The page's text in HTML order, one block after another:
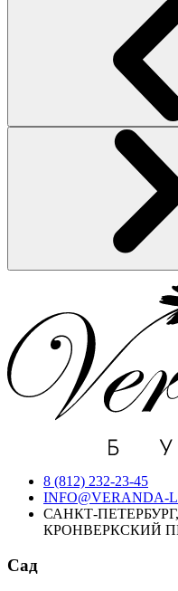
8 (812) 232-23-45
INFO@VERANDA-
САНКТ-
КРОНВЕРКСКИЙ
Сад